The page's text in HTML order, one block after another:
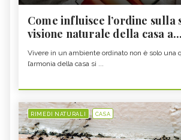
Come influisce l’ordine sulla
visione naturale della casa a...
Vivere in un ambiente ordinato non è solo una
l’armonia della casa si ...
RIMEDI NATURALI CASA